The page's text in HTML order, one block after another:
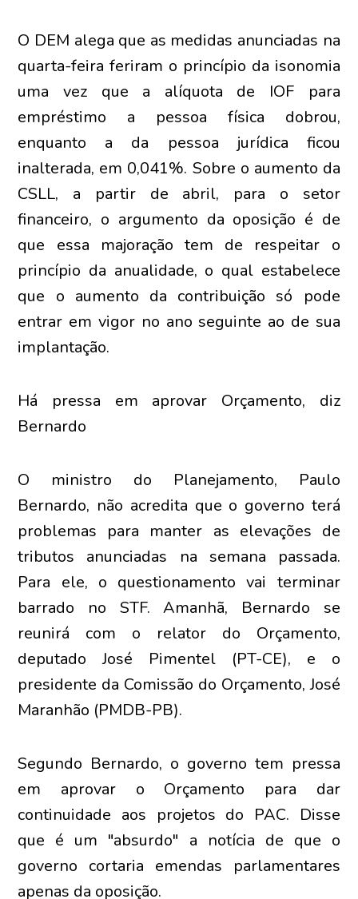
O DEM alega que as medidas anunciadas na
quarta-feira feriram o princípio da isonomia
uma vez que a alíquota de IOF para
empréstimo a pessoa física dobrou,
enquanto a da pessoa jurídica ficou
inalterada, em 0,041%. Sobre o aumento da
CSLL, a partir de abril, para o setor
financeiro, o argumento da oposição é de
que essa majoração tem de respeitar o
princípio da anualidade, o qual estabelece
que o aumento da contribuição só pode
entrar em vigor no ano seguinte ao de sua
implantação.
Há pressa em aprovar Orçamento, diz
Bernardo
O ministro do Planejamento, Paulo
Bernardo, não acredita que o governo terá
problemas para manter as elevações de
tributos anunciadas na semana passada.
Para ele, o questionamento vai terminar
barrado no STF. Amanhã, Bernardo se
reunirá com o relator do Orçamento,
deputado José Pimentel (PT-CE), e o
presidente da Comissão do Orçamento, José
Maranhão (PMDB-PB).
Segundo Bernardo, o governo tem pressa
em aprovar o Orçamento para dar
continuidade aos projetos do PAC. Disse
que é um "absurdo" a notícia de que o
governo cortaria emendas parlamentares
apenas da oposição.